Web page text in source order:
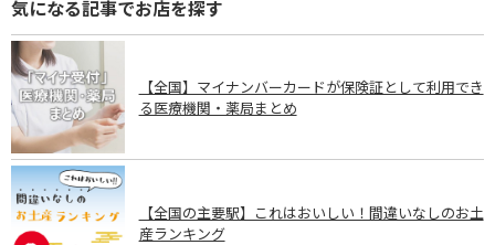
気になる記事でお店を探す
【全国】マイナンバーカードが保険証として利用でき
る医療機関・薬局まとめ
【全国の主要駅】これはおいしい！間違いなしのお土
産ランキング